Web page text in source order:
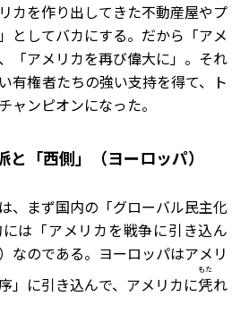
カを作り出してきた不動産屋やプ
としてバカにする。だから「アメ
「アメリカを再び偉大に」。それ
有権者たちの強い支持を得て、ト
ャンピオンになった。
と「西側」（ヨーロッパ）
、まず国内の「グローバル民主化
は「アメリカを戦争に引き込ん
なのである。ヨーロッパはアメリ
」に引き込んで、アメリカに凭
もた
れ